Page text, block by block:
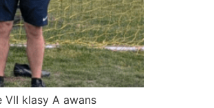
klasy A awans